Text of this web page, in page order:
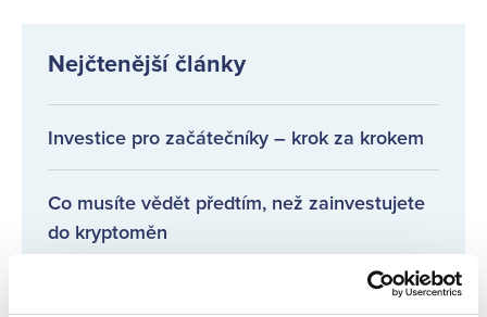
Nejčtenější články
Investice pro začátečníky – krok za krokem
Co musíte vědět předtím, než zainvestujete
do kryptoměn
Investice do spravedlnosti na Bondsteru